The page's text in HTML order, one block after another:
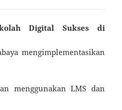
Digital Sukses di
mengimplementasikan
menggunakan LMS dan